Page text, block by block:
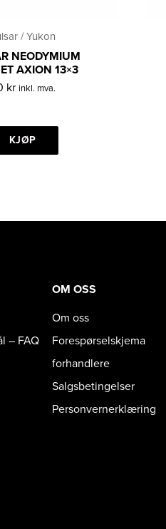
/ Yukon
NEODYMIUM
AXION 13×3
kr inkl. mva.
KJØP
– FAQ
OM OSS
Om oss
Forespørselskjema
forhandlere
Salgsbetingelser
Personvernerklæring